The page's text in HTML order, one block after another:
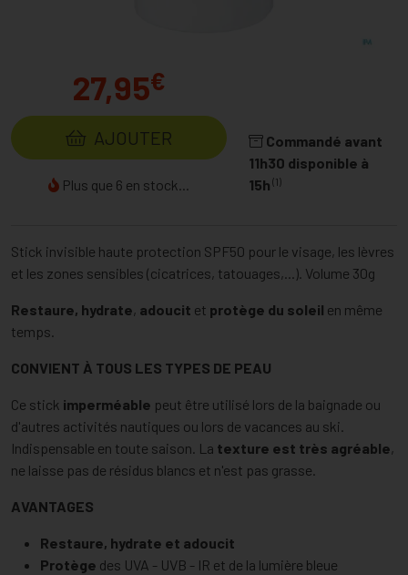
27,95€
AJOUTER
Plus que 6 en stock...
Commandé avant
11h30 disponible à
15h (1)
Stick invisible haute protection SPF50 pour le visage, les lèvres
et les zones sensibles (cicatrices, tatouages,...). Volume 30g
Restaure, hydrate, adoucit et protège du soleil en même
temps.
CONVIENT À TOUS LES TYPES DE PEAU
Ce stick imperméable peut être utilisé lors de la baignade ou
d'autres activités nautiques ou lors de vacances au ski.
Indispensable en toute saison. La texture est très agréable,
ne laisse pas de résidus blancs et n'est pas grasse.
AVANTAGES
Restaure, hydrate et adoucit
Protège des UVA - UVB - IR et de la lumière bleue